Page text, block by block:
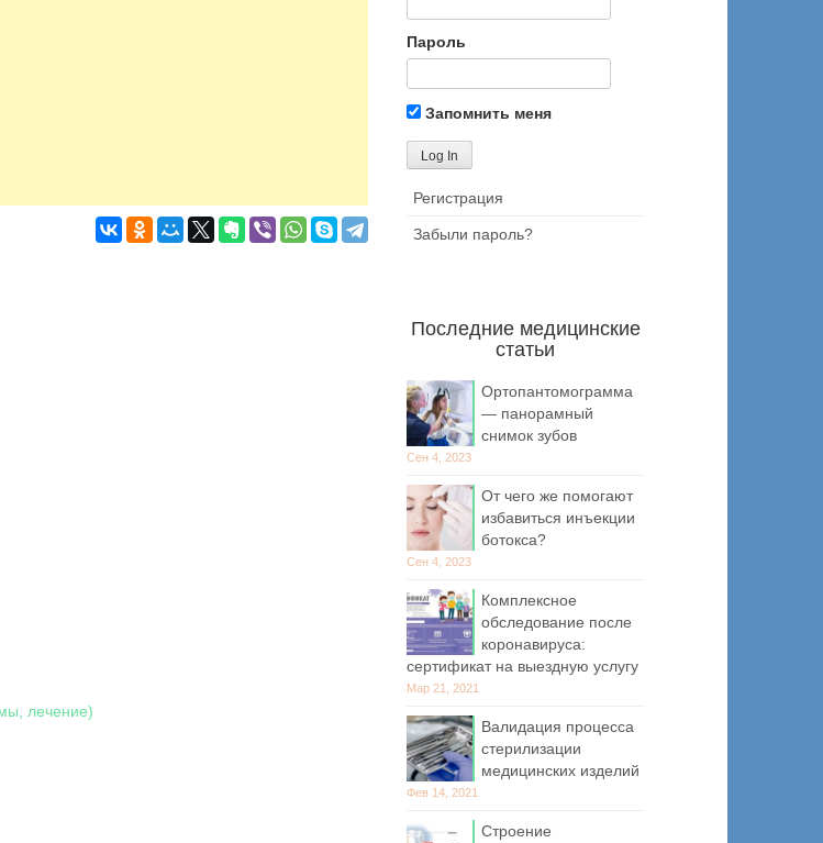
лечение)
Пароль
Запомнить меня
Регистрация
Забыли пароль?
Последние медицинские
статьи
Ортопантомограмма
— панорамный
снимок зубов
Сен 4, 2023
От чего же помогают
избавиться инъекции
ботокса?
Сен 4, 2023
Комплексное
обследование после
коронавируса:
сертификат на выездную услугу
Мар 21, 2021
Валидация процесса
стерилизации
медицинских изделий
Фев 14, 2021
Строение